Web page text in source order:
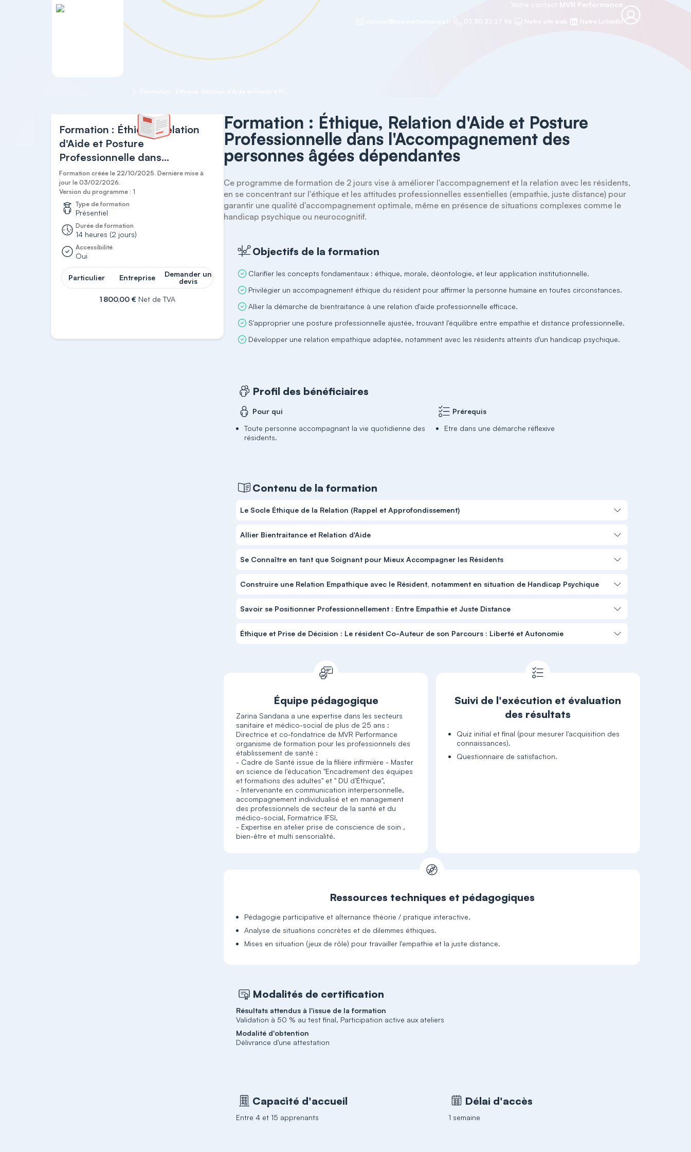
Votre contact MVR Performance
Notre site web Notre LinkedIn
Formation : Éthique, Relation
d'Aide et Posture
Professionnelle dans
l'Accompagnement des
personnes âgées dépendantes
Formation créée le 22/10/2025. Dernière mise à
jour le 03/02/2026.
Version du programme : 1
Type de formation
Présentiel
Durée de formation
14 heures (2 jours)
Accessibilité
Oui
Particulier Entreprise
Demander un
devis
1 800,00 € Net de TVA
Formation : Éthique, Relation d'Aide et Posture
Professionnelle dans l'Accompagnement des
personnes âgées dépendantes
Ce programme de formation de 2 jours vise à améliorer l'accompagnement et la relation avec les résidents,
en se concentrant sur l'éthique et les attitudes professionnelles essentielles (empathie, juste distance) pour
garantir une qualité d'accompagnement optimale, même en présence de situations complexes comme le
handicap psychique ou neurocognitif.
Objectifs de la formation
Clarifier les concepts fondamentaux : éthique, morale, déontologie, et leur application institutionnelle.
Privilégier un accompagnement éthique du résident pour affirmer la personne humaine en toutes circonstances.
Allier la démarche de bientraitance à une relation d'aide professionnelle efficace.
S'approprier une posture professionnelle ajustée, trouvant l'équilibre entre empathie et distance professionnelle.
Développer une relation empathique adaptée, notamment avec les résidents atteints d'un handicap psychique.
Profil des bénéficiaires
Pour qui
Toute personne accompagnant la vie quotidienne des
résidents.
Prérequis
Etre dans une démarche réflexive
Contenu de la formation
Le Socle Éthique de la Relation (Rappel et Approfondissement)
Allier Bientraitance et Relation d'Aide
Se Connaître en tant que Soignant pour Mieux Accompagner les Résidents
Construire une Relation Empathique avec le Résident, notamment en situation de Handicap Psychique
Savoir se Positionner Professionnellement : Entre Empathie et Juste Distance
Éthique et Prise de Décision : Le résident Co-Auteur de son Parcours : Liberté et Autonomie
Équipe pédagogique
Zarina Sandana a une expertise dans les secteurs
sanitaire et médico-social de plus de 25 ans :
Directrice et co-fondatrice de MVR Performance
organisme de formation pour les professionnels des
établissement de santé :
- Cadre de Santé issue de la filière infirmière - Master
en science de l'éducation "Encadrement des équipes
et formations des adultes" et " DU d’Éthique",
- Intervenante en communication interpersonnelle,
accompagnement individualisé et en management
des professionnels de secteur de la santé et du
médico-social, Formatrice IFSI,
- Expertise en atelier prise de conscience de soin ,
bien-être et multi sensorialité.
Suivi de l'exécution et évaluation
des résultats
Quiz initial et final (pour mesurer l'acquisition des
connaissances).
Questionnaire de satisfaction.
Ressources techniques et pédagogiques
Pédagogie participative et alternance théorie / pratique interactive.
Analyse de situations concrètes et de dilemmes éthiques.
Mises en situation (jeux de rôle) pour travailler l'empathie et la juste distance.
Modalités de certification
Résultats attendus à l'issue de la formation
Validation à 50 % au test final, Participation active aux ateliers
Modalité d'obtention
Délivrance d'une attestation
Capacité d'accueil
Entre 4 et 15 apprenants
Délai d'accès
1 semaine